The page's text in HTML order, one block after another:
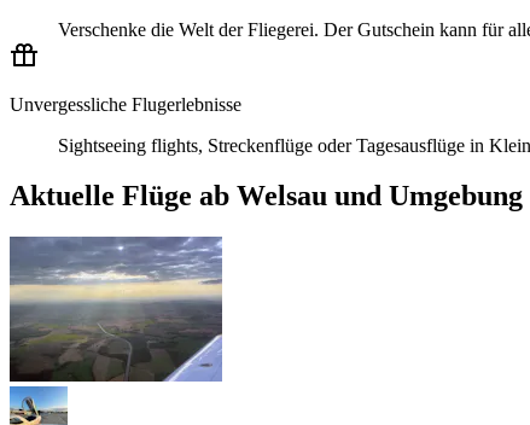
Verschenke die Welt der Fliegerei. Der Gutschein kann für
Unvergessliche Flugerlebnisse
Sightseeing flights, Streckenflüge oder Tagesausflüge in
Aktuelle Flüge ab Welsau und Umgebung